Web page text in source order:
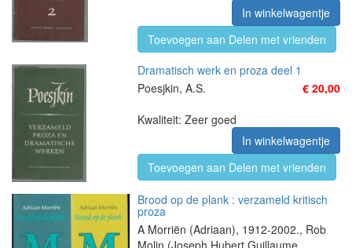
In winkelwagentje
Toevoegen aan Delen met vrienden
Dramatisch werk en proza deel 1
Poesjkin, A.S.
€ 20,00
Kwaliteit: Zeer goed
In winkelwagentje
Toevoegen aan Delen met vrienden
Brood op de plank : verzameld kritisch
proza
A Morriën (Adriaan), 1912-2002., Rob
Molin (Joseph Hubert Guillaume